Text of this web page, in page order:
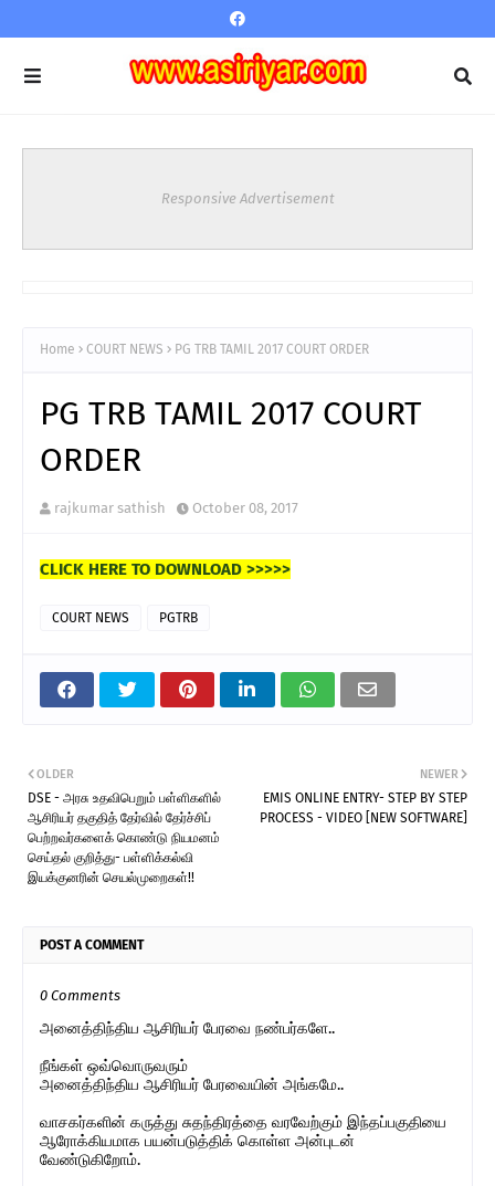
Responsive Advertisement
Home COURT NEWS PG TRB TAMIL 2017 COURT ORDER
PG TRB TAMIL 2017 COURT
ORDER
rajkumar sathish October 08, 2017
CLICK HERE TO DOWNLOAD >>>>>
COURT NEWS PGTRB
NEWER
EMIS ONLINE ENTRY- STEP BY STEP
PROCESS - VIDEO [NEW SOFTWARE]
OLDER
DSE - அரசு உதவிபெறும் பள்ளிகளில்
ஆசிரியர் தகுதித் தேர்வில் தேர்ச்சிப்
பெற்றவர்களைக் கொண்டு நியமனம்
செய்தல் குறித்து- பள்ளிக்கல்வி
இயக்குனரின் செயல்முறைகள்!!
POST A COMMENT
0 Comments
அனைத்திந்திய ஆசிரியர் பேரவை நண்பர்களே..
நீங்கள் ஒவ்வொருவரும்
அனைத்திந்திய ஆசிரியர் பேரவையின் அங்கமே..
வாசகர்களின் கருத்து சுதந்திரத்தை வரவேற்கும் இந்தப்பகுதியை
ஆரோக்கியமாக பயன்படுத்திக் கொள்ள அன்புடன்
வேண்டுகிறோம்.